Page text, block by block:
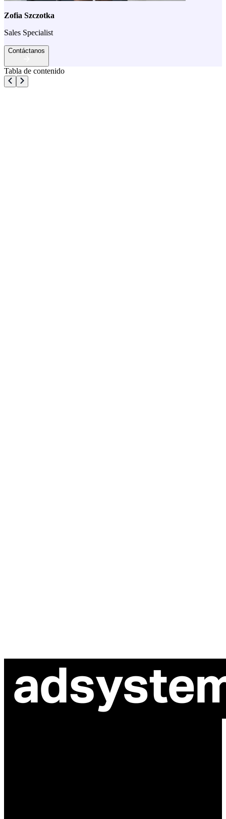
Zofia Szczotka
Sales Specialist
Contáctanos
Tabla de contenido